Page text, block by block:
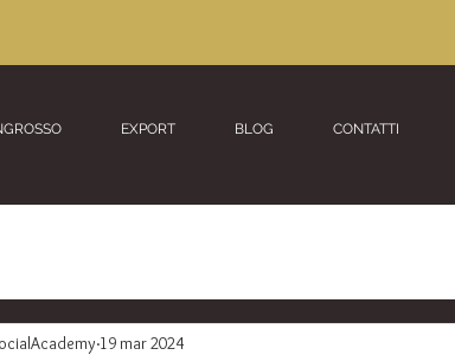
EXPORT BLOG CONTATTI
19 mar 2024